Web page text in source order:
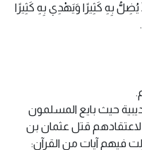
يُضِلُّ بِهِ كَثِيرًا وَيَهْدِي بِهِ كَثِيرًا
حيث بايع المسلمون
لاعتقادهم قتل عثمان بن
فيهم آيات من القرآن: